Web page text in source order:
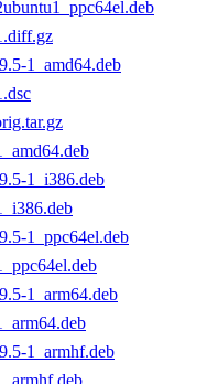
1_amd64.deb
1_i386.deb
1_ppc64el.deb
1_arm64.deb
1_armhf.deb